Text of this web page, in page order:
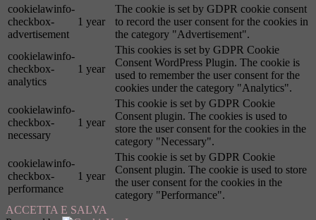
cookielawinfo-
checkbox-
advertisement
1 year
The cookie is set by GDPR cookie consent
to record the user consent for the cookies in
the category "Advertisement".
cookielawinfo-
checkbox-
analytics
1 year
This cookies is set by GDPR Cookie
Consent WordPress Plugin. The cookie is
used to remember the user consent for the
cookies under the category "Analytics".
cookielawinfo-
checkbox-
necessary
1 year
This cookie is set by GDPR Cookie
Consent plugin. The cookies is used to
store the user consent for the cookies in the
category "Necessary".
cookielawinfo-
checkbox-
performance
1 year
This cookie is set by GDPR Cookie
Consent plugin. The cookie is used to store
the user consent for the cookies in the
category "Performance".
ACCETTA E SALVA